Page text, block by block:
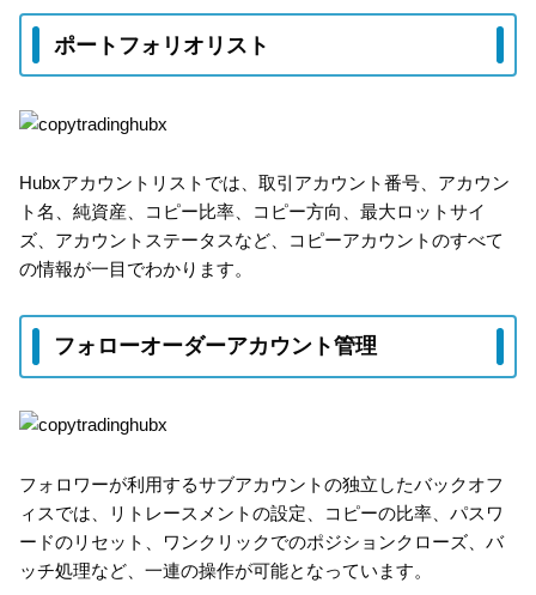
ポートフォリオリスト
Hubxアカウントリストでは、取引アカウント番号、アカウン
ト名、純資産、コピー比率、コピー方向、最大ロットサイ
ズ、アカウントステータスなど、コピーアカウントのすべて
の情報が一目でわかります。
フォローオーダーアカウント管理
フォロワーが利用するサブアカウントの独立したバックオフ
ィスでは、リトレースメントの設定、コピーの比率、パスワ
ードのリセット、ワンクリックでのポジションクローズ、バ
ッチ処理など、一連の操作が可能となっています。